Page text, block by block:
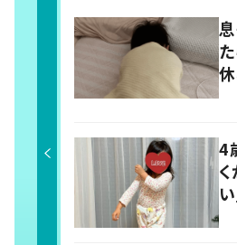
だ
ち
声
4
題